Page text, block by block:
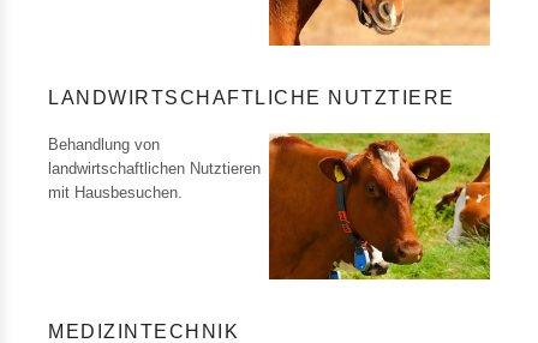
LANDWIRTSCHAFTLICHE NUTZTIERE
Behandlung von
landwirtschaftlichen Nutztieren
mit Hausbesuchen.
MEDIZINTECHNIK